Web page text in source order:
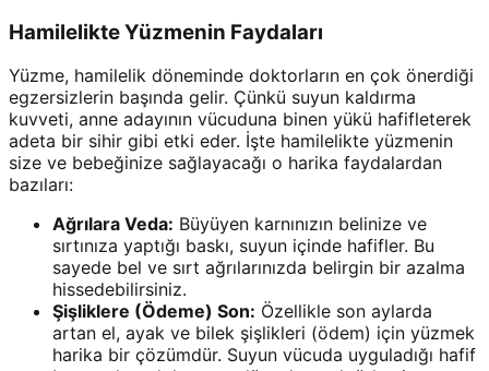
Hamilelikte Yüzmenin Faydaları
Yüzme, hamilelik döneminde doktorların en çok önerdiği
egzersizlerin başında gelir. Çünkü suyun kaldırma
kuvveti, anne adayının vücuduna binen yükü hafifleterek
adeta bir sihir gibi etki eder. İşte hamilelikte yüzmenin
size ve bebeğinize sağlayacağı o harika faydalardan
bazıları:
Ağrılara Veda: Büyüyen karnınızın belinize ve
sırtınıza yaptığı baskı, suyun içinde hafifler. Bu
sayede bel ve sırt ağrılarınızda belirgin bir azalma
hissedebilirsiniz.
Şişliklere (Ödeme) Son: Özellikle son aylarda
artan el, ayak ve bilek şişlikleri (ödem) için yüzmek
harika bir çözümdür. Suyun vücuda uyguladığı hafif